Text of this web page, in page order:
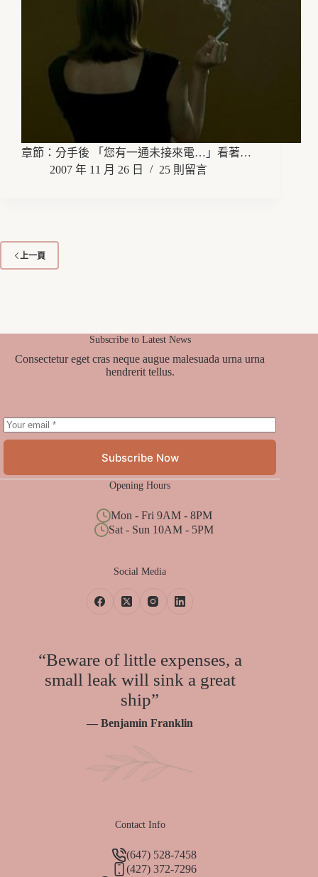
章節：分手後 「您有一通未接來電…」看著…
2007 年 11 月 26 日
25 則留言
上一頁
Subscribe to Latest News
Consectetur eget cras neque augue malesuada urna urna
hendrerit tellus.
Subscribe Now
Opening Hours
Mon - Fri 9AM - 8PM
Sat - Sun 10AM - 5PM
Social Media
“Beware of little expenses, a
small leak will sink a great
ship”
— Benjamin Franklin
Contact Info
(647) 528-7458
(427) 372-7296